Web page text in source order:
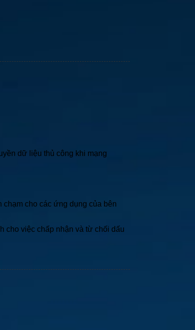
dữ liệu thủ công khi mạng
cho các ứng dụng của bên
cho việc chấp nhận và từ chối dấu